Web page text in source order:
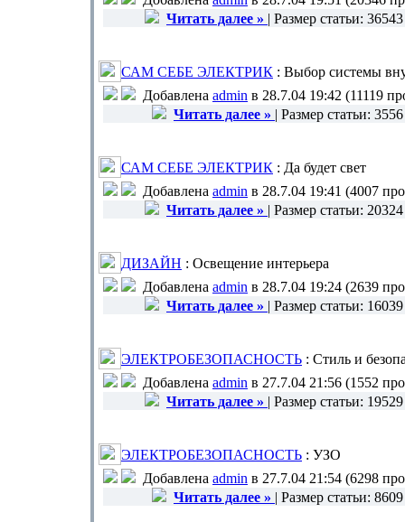
Читать далее » | Размер статьи:
САМ СЕБЕ ЭЛЕКТРИК : Выбор системы
Добавлена admin в 28.7.04 19:42 (11119
Читать далее » | Размер статьи:
САМ СЕБЕ ЭЛЕКТРИК : Да будет свет
Добавлена admin в 28.7.04 19:41 (4007
Читать далее » | Размер статьи:
ДИЗАЙН : Освещение интерьера
Добавлена admin в 28.7.04 19:24 (2639
Читать далее » | Размер статьи:
ЭЛЕКТРОБЕЗОПАСНОСТЬ : Стиль и
Добавлена admin в 27.7.04 21:56 (1552
Читать далее » | Размер статьи:
ЭЛЕКТРОБЕЗОПАСНОСТЬ : УЗО
Добавлена admin в 27.7.04 21:54 (6298
Читать далее » | Размер статьи: